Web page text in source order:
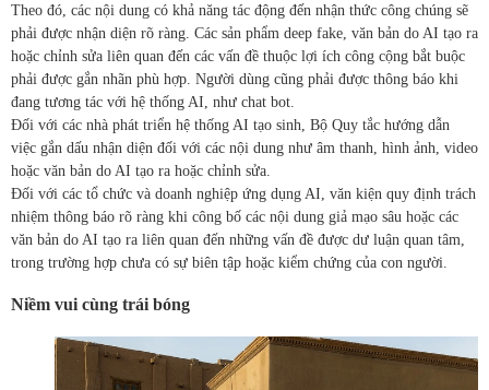
Theo đó, các nội dung có khả năng tác động đến nhận thức công chúng sẽ
phải được nhận diện rõ ràng. Các sản phẩm deep fake, văn bản do AI tạo ra
hoặc chỉnh sửa liên quan đến các vấn đề thuộc lợi ích công cộng bắt buộc
phải được gắn nhãn phù hợp. Người dùng cũng phải được thông báo khi
đang tương tác với hệ thống AI, như chat bot.
Đối với các nhà phát triển hệ thống AI tạo sinh, Bộ Quy tắc hướng dẫn
việc gắn dấu nhận diện đối với các nội dung như âm thanh, hình ảnh, video
hoặc văn bản do AI tạo ra hoặc chỉnh sửa.
Đối với các tổ chức và doanh nghiệp ứng dụng AI, văn kiện quy định trách
nhiệm thông báo rõ ràng khi công bố các nội dung giả mạo sâu hoặc các
văn bản do AI tạo ra liên quan đến những vấn đề được dư luận quan tâm,
trong trường hợp chưa có sự biên tập hoặc kiểm chứng của con người.
Niềm vui cùng trái bóng